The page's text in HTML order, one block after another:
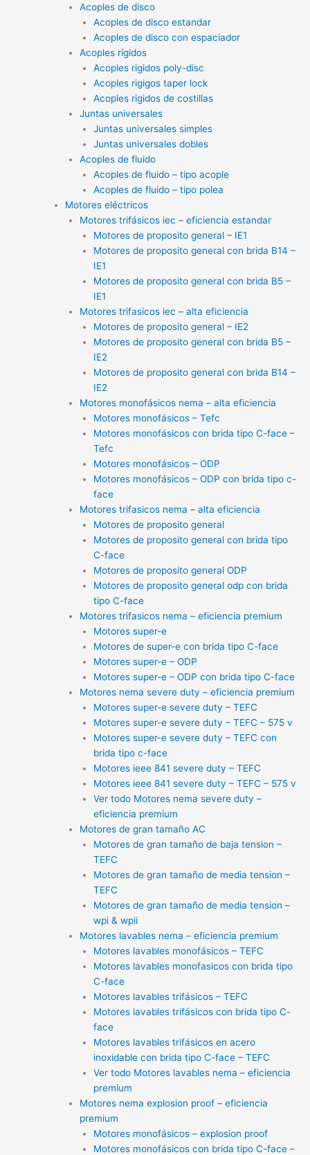
Acoples de disco
Acoples de disco estandar
Acoples de disco con espaciador
Acoples rígidos
Acoples rigidos poly-disc
Acoples rigigos taper lock
Acoples rigidos de costillas
Juntas universales
Juntas universales simples
Juntas universales dobles
Acoples de fluido
Acoples de fluido – tipo acople
Acoples de fluido – tipo polea
Motores eléctricos
Motores trifásicos iec – eficiencia estandar
Motores de proposito general – IE1
Motores de proposito general con brida B14 –
IE1
Motores de proposito general con brida B5 –
IE1
Motores trifasicos iec – alta eficiencia
Motores de proposito general – IE2
Motores de proposito general con brida B5 –
IE2
Motores de proposito general con brida B14 –
IE2
Motores monofásicos nema – alta eficiencia
Motores monofásicos – Tefc
Motores monofásicos con brida tipo C-face –
Tefc
Motores monofásicos – ODP
Motores monofásicos – ODP con brida tipo c-
face
Motores trifasicos nema – alta eficiencia
Motores de proposito general
Motores de proposito general con brida tipo
C-face
Motores de proposito general ODP
Motores de proposito general odp con brida
tipo C-face
Motores trifasicos nema – eficiencia premium
Motores super-e
Motores de super-e con brida tipo C-face
Motores super-e – ODP
Motores super-e – ODP con brida tipo C-face
Motores nema severe duty – eficiencia premium
Motores super-e severe duty – TEFC
Motores super-e severe duty – TEFC – 575 v
Motores super-e severe duty – TEFC con
brida tipo c-face
Motores ieee 841 severe duty – TEFC
Motores ieee 841 severe duty – TEFC – 575 v
Ver todo Motores nema severe duty –
eficiencia premium
Motores de gran tamaño AC
Motores de gran tamaño de baja tension –
TEFC
Motores de gran tamaño de media tension –
TEFC
Motores de gran tamaño de media tension –
wpi & wpii
Motores lavables nema – eficiencia premium
Motores lavables monofásicos – TEFC
Motores lavables monofasicos con brida tipo
C-face
Motores lavables trifásicos – TEFC
Motores lavables trifásicos con brida tipo C-
face
Motores lavables trifásicos en acero
inoxidable con brida tipo C-face – TEFC
Ver todo Motores lavables nema – eficiencia
premium
Motores nema explosion proof – eficiencia
premium
Motores monofásicos – explosion proof
Motores monofásicos con brida tipo C-face –